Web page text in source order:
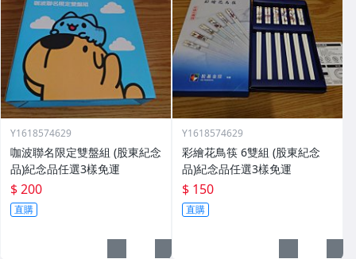
Y1618574629
咖波聯名限定雙盤組 (股東紀念
品)紀念品任選3樣免運
$ 200
直購
Y1618574629
彩繪花鳥筷 6雙組 (股東紀念
品)紀念品任選3樣免運
$ 150
直購